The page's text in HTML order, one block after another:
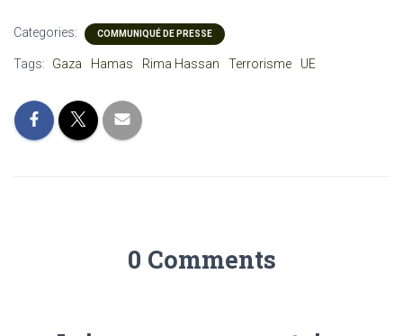
Categories: COMMUNIQUÉ DE PRESSE
Tags: Gaza Hamas Rima Hassan Terrorisme UE
0 Comments